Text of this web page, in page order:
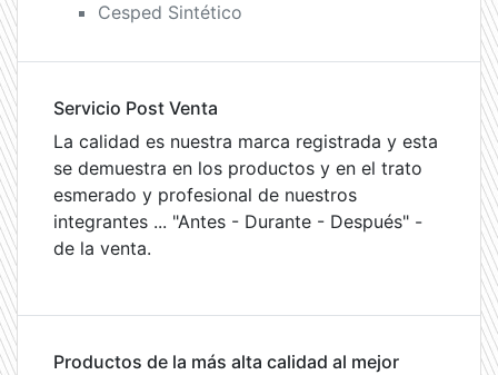
Cesped Sintético
Servicio Post Venta
La calidad es nuestra marca registrada y esta
se demuestra en los productos y en el trato
esmerado y profesional de nuestros
integrantes ... "Antes - Durante - Después" -
de la venta.
Productos de la más alta calidad al mejor